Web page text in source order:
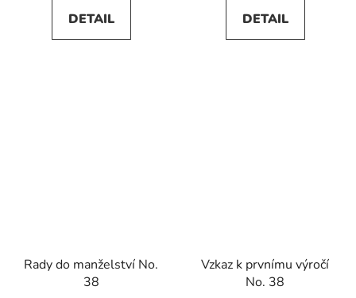
DETAIL DETAIL
Rady do manželství No.
38
Vzkaz k prvnímu výročí
No. 38